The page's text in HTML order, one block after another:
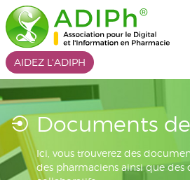
AIDEZ L'ADIPH
Documents
Ici, vous trouverez des
des pharmaciens ainsi que des